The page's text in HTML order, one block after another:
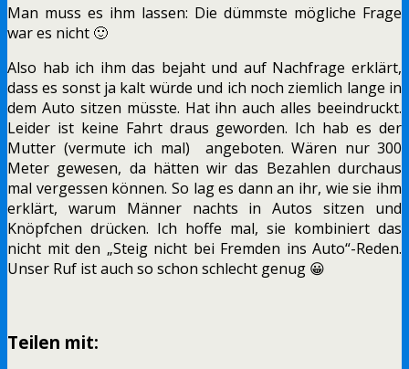
Man muss es ihm lassen: Die dümmste mögliche Frage
war es nicht 🙂
Also hab ich ihm das bejaht und auf Nachfrage erklärt,
dass es sonst ja kalt würde und ich noch ziemlich lange in
dem Auto sitzen müsste. Hat ihn auch alles beeindruckt.
Leider ist keine Fahrt draus geworden. Ich hab es der
Mutter (vermute ich mal) angeboten. Wären nur 300
Meter gewesen, da hätten wir das Bezahlen durchaus
mal vergessen können. So lag es dann an ihr, wie sie ihm
erklärt, warum Männer nachts in Autos sitzen und
Knöpfchen drücken. Ich hoffe mal, sie kombiniert das
nicht mit den „Steig nicht bei Fremden ins Auto“-Reden.
Unser Ruf ist auch so schon schlecht genug 😀
Teilen mit: